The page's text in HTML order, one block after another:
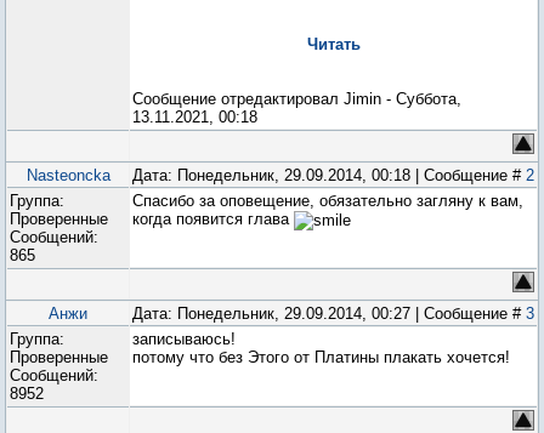
Читать
Сообщение отредактировал Jimin - Суббота,
13.11.2021, 00:18
Nasteoncka Дата: Понедельник, 29.09.2014, 00:18 | Сообщение # 2
Группа:
Проверенные
Сообщений:
865
Спасибо за оповещение, обязательно загляну к вам,
когда появится глава
Анжи Дата: Понедельник, 29.09.2014, 00:27 | Сообщение # 3
Группа:
Проверенные
Сообщений:
8952
записываюсь!
потому что без Этого от Платины плакать хочется!